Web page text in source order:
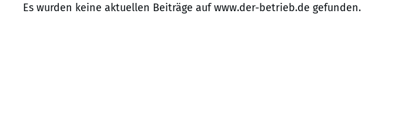
Es wurden keine aktuellen Beiträge auf www.der-betrieb.de gefunden.